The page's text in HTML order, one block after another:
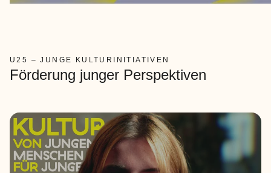
U25 – JUNGE KULTURINITIATIVEN
Förderung junger Perspektiven